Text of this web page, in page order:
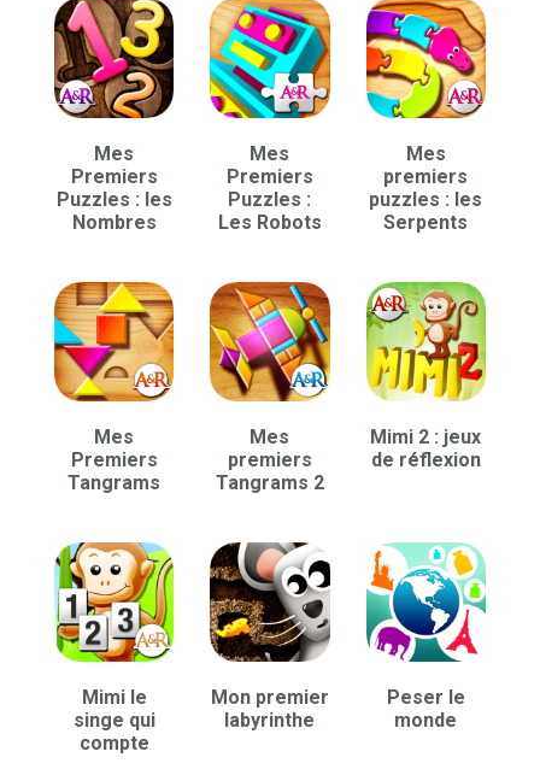
Mes
Premiers
Puzzles : les
Nombres
Mes
Premiers
Puzzles :
Les Robots
Mes
premiers
puzzles : les
Serpents
Mes
Premiers
Tangrams
Mes
premiers
Tangrams 2
Mimi 2 : jeux
de réflexion
Mimi le
singe qui
compte
Mon premier
labyrinthe
Peser le
monde